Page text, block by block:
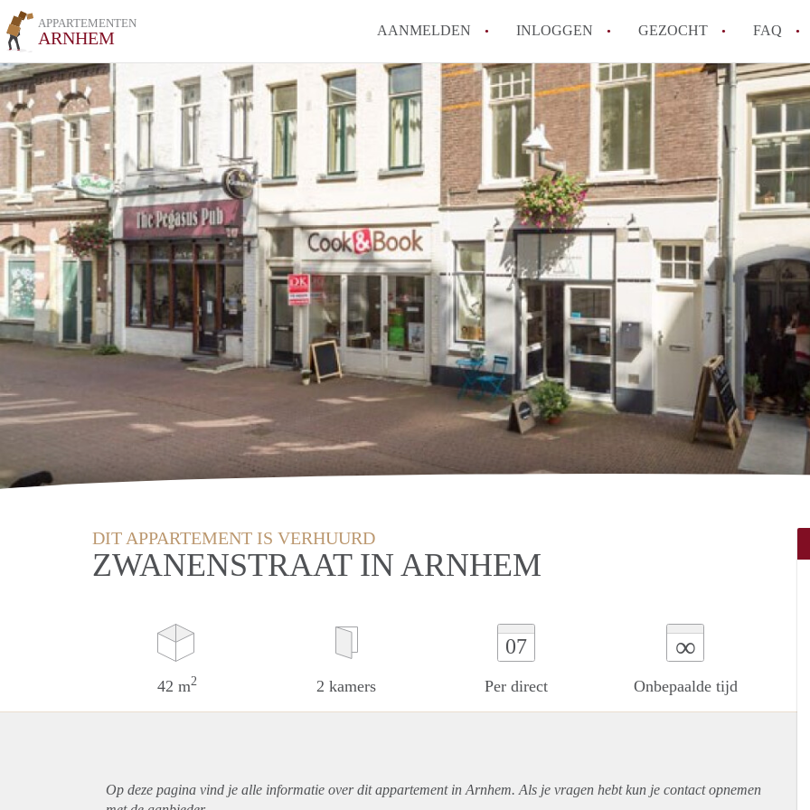
APPARTEMENTEN
ARNHEM AANMELDEN INLOGGEN GEZOCHT FAQ
How to translate AppartementenArnhem!
Wat is AppartementenArnhem?
Hoeveel kost het om te reageren op een
Wat is de privacyverklaring van
Berekent AppartementenArnhem
makelaarsvergoeding/
Alle veelgestelde vragen
DIT APPARTEMENT IS VERHUURD
ZWANENSTRAAT IN ARNHEM
42 m2 2 kamers
07
Per direct
∞
Onbepaalde tijd
Op deze pagina vind je alle informatie over ditappartementin Arnhem. Als je vragen hebt kun je contact opnemen